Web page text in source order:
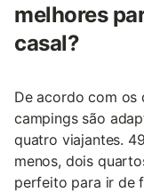
melhores
casal?
De acordo com os
campings são
quatro viajantes.
menos, dois
perfeito para ir de